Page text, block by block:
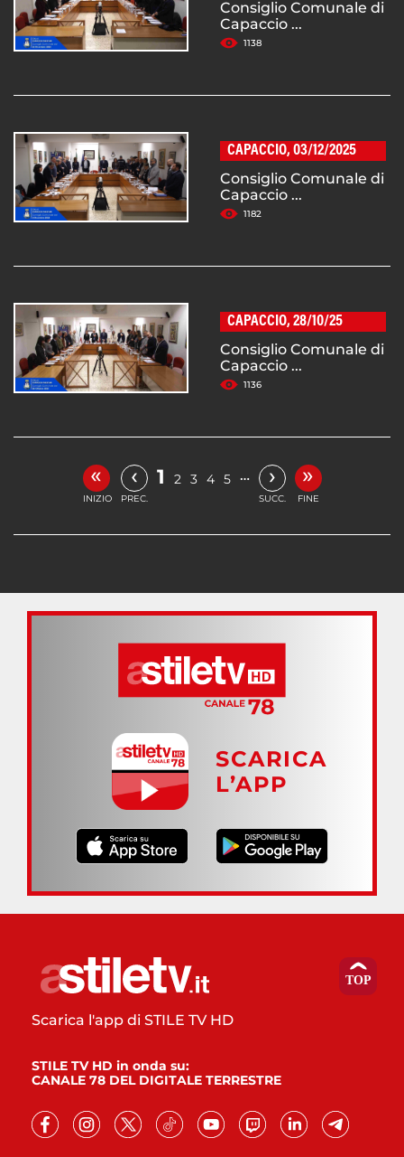
Consiglio Comunale di
Capaccio ...
1138
CAPACCIO, 03/12/2025
Consiglio Comunale di
Capaccio ...
1182
CAPACCIO, 28/10/25
Consiglio Comunale di
Capaccio ...
1136
«
INIZIO
‹
PREC.
1 2 3 4 5 … ›
SUCC.
»
FINE
SCARICA
L’APP
Scarica l'app di STILE TV HD
STILE TV HD in onda su:
CANALE 78 DEL DIGITALE TERRESTRE